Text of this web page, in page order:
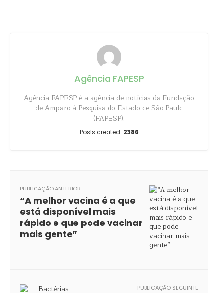
Agência FAPESP
Agência FAPESP é a agência de notícias da Fundação
de Amparo à Pesquisa do Estado de São Paulo
(FAPESP).
Posts created: 2386
PUBLICAÇÃO ANTERIOR
“A melhor vacina é a que
está disponível mais
rápido e que pode vacinar
mais gente”
PUBLICAÇÃO SEGUINTE